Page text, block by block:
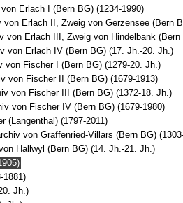
Erlach I (Bern BG) (1234-1990)
Erlach II, Zweig von Gerzensee (Bern
von Erlach III, Zweig von Hindelbank
von Erlach IV (Bern BG) (17. Jh.-20. Jh.)
von Fischer I (Bern BG) (1279-20. Jh.)
von Fischer II (Bern BG) (1679-1913)
von Fischer III (Bern BG) (1372-18. Jh.)
von Fischer IV (Bern BG) (1679-1980)
(Langenthal) (1797-2011)
von Graffenried-Villars (Bern BG)
Hallwyl (Bern BG) (14. Jh.-21. Jh.)
1881)
Jh.)